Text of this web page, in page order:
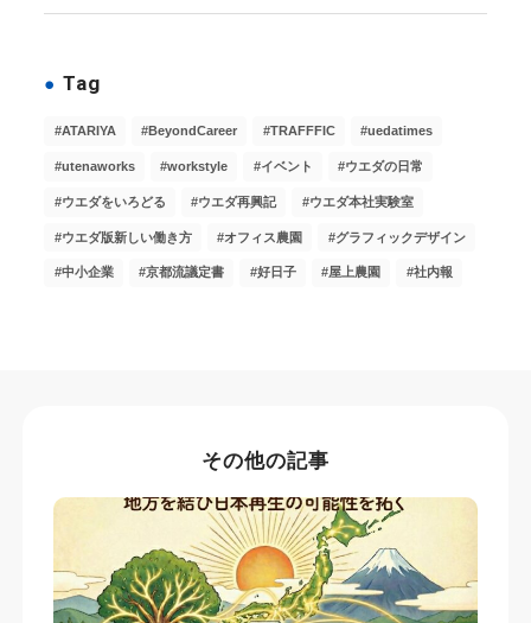
Tag
ATARIYA BeyondCareer TRAFFFIC uedatimes
utenaworks workstyle イベント ウエダの日常
ウエダをいろどる ウエダ再興記 ウエダ本社実験室
ウエダ版新しい働き方 オフィス農園 グラフィックデザイン
中小企業 京都流議定書 好日子 屋上農園 社内報
その他の記事